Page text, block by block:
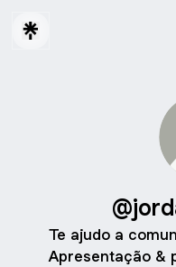
Te ajudo a
Apresentação &